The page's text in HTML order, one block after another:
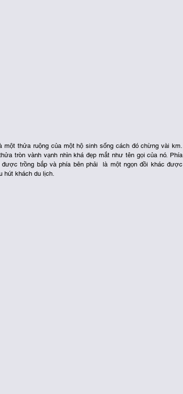
thửa ruộng của một hộ sinh sống cách đó chừng vài km.
tròn vành vạnh nhìn khá đẹp mắt như tên gọi của nó. Phía
trồng bắp và phía bên phải  là một ngọn đồi khác được
hút khách du lịch.